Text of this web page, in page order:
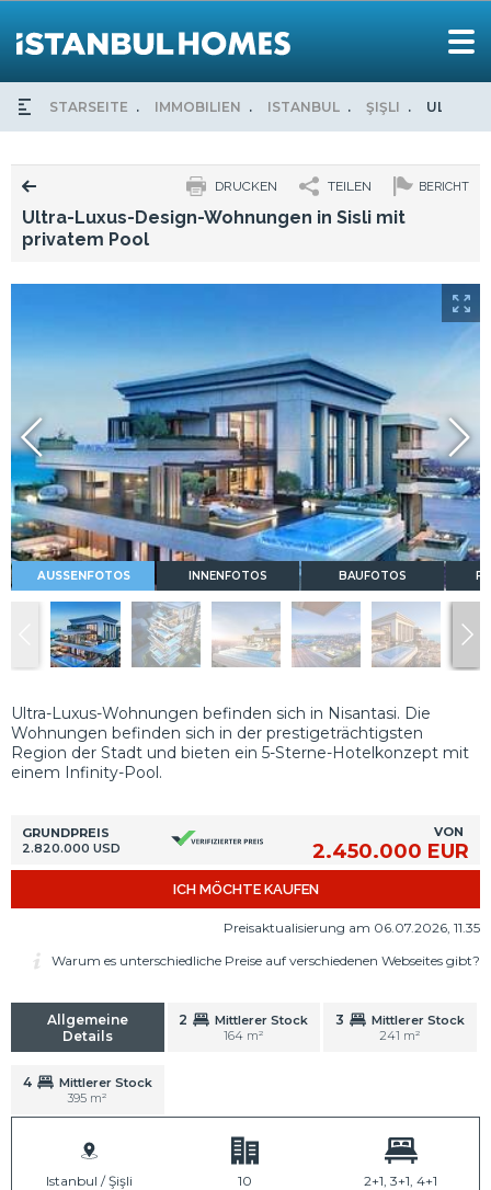
STARSEITE IMMOBILIEN ISTANBUL ŞIŞLI ULTRA-
BERICHT
TEILEN
DRUCKEN
Ultra-Luxus-Design-Wohnungen in Sisli mit
privatem Pool
AUSSENFOTOS INNENFOTOS BAUFOTOS
Ultra-Luxus-Wohnungen befinden sich in Nisantasi. Die
Wohnungen befinden sich in der prestigeträchtigsten
Region der Stadt und bieten ein 5-Sterne-Hotelkonzept mit
einem Infinity-Pool.
GRUNDPREIS
2.820.000 USD
VON
2.450.000 EUR
ICH MÖCHTE KAUFEN
Preisaktualisierung am 06.07.2026, 11.35
Warum es unterschiedliche Preise auf verschiedenen Webseites gibt?
Allgemeine
Details
2
Mittlerer Stock
164 m²
3
Mittlerer Stock
241 m²
4
Mittlerer Stock
395 m²
Istanbul / Şişli 10 2+1, 3+1, 4+1